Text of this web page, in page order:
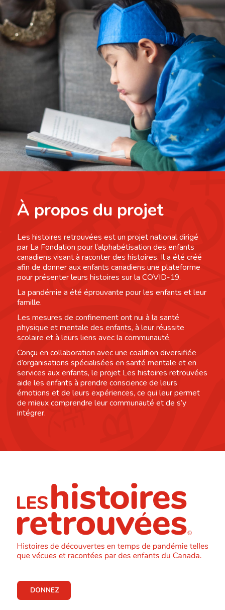
À propos du projet
Les histoires retrouvées est un projet national dirigé
par La Fondation pour l’alphabétisation des enfants
canadiens visant à raconter des histoires. Il a été créé
afin de donner aux enfants canadiens une plateforme
pour présenter leurs histoires sur la COVID-19.
La pandémie a été éprouvante pour les enfants et leur
famille.
Les mesures de confinement ont nui à la santé
physique et mentale des enfants, à leur réussite
scolaire et à leurs liens avec la communauté.
Conçu en collaboration avec une coalition diversifiée
d’organisations spécialisées en santé mentale et en
services aux enfants, le projet Les histoires retrouvées
aide les enfants à prendre conscience de leurs
émotions et de leurs expériences, ce qui leur permet
de mieux comprendre leur communauté et de s’y
intégrer.
DONNEZ